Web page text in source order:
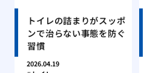
トイレの詰まりがスッポ
ンで治らない事態を防ぐ
習慣
2026.04.19